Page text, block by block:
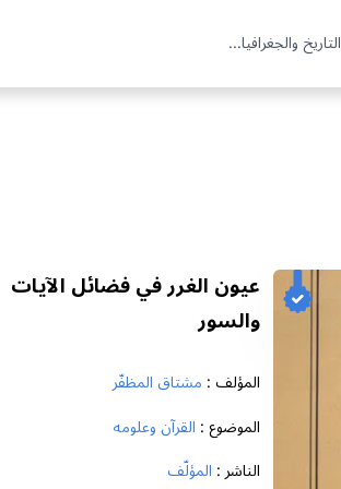
التاريخ والجغرافيا...
عيون الغرر في فضائل الآيات
والسور
المؤلف : مشتاق المظفّر
الموضوع : القرآن وعلومه
الناشر : المؤلّف